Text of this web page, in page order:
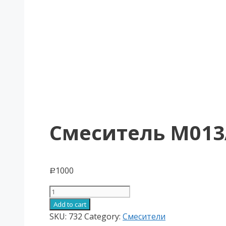
Смеситель
Р 1000
Смеситель
М013А
quantity
Add to cart
SKU: 732 Category: Смесители